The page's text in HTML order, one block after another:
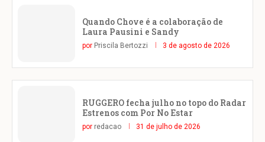
Quando Chove é a colaboração de
Laura Pausini e Sandy
por Priscila Bertozzi 3 de agosto de 2026
RUGGERO fecha julho no topo do Radar
Estrenos com Por No Estar
por redacao 31 de julho de 2026